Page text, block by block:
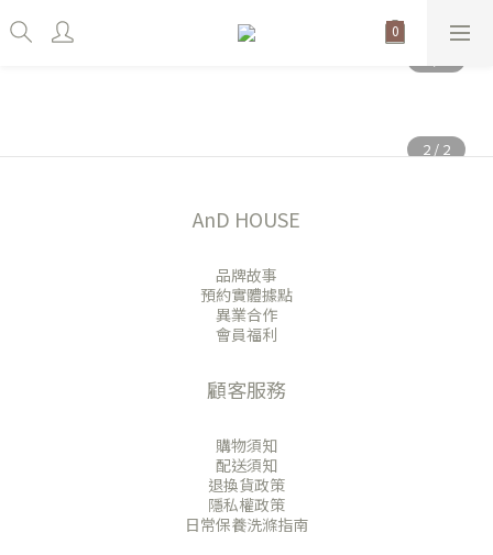
AnD HOUSE
品牌故事
預約實體據點
異業合作
會員福利
顧客服務
購物須知
配送須知
退換貨政策
隱私權政策
日常保養洗滌指南